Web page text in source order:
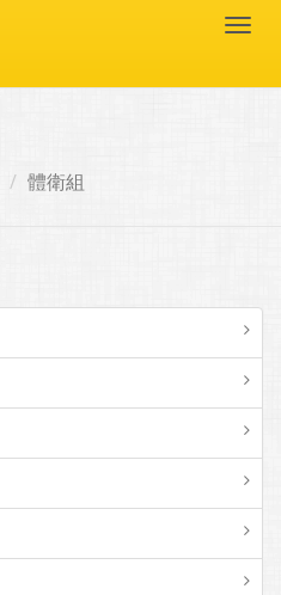
體衛組